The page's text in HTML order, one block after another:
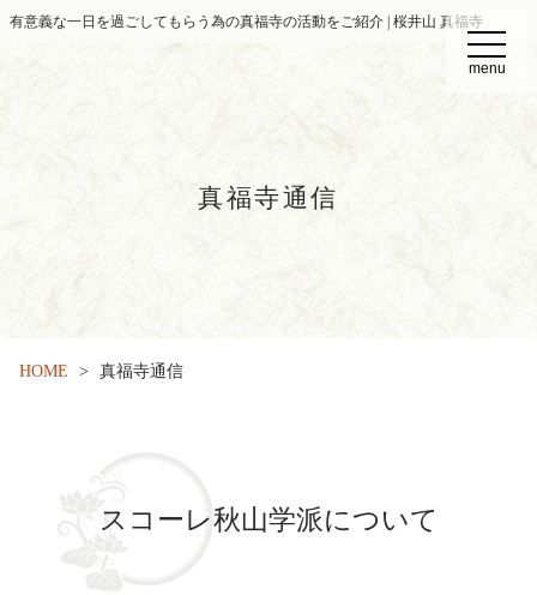
有意義な一日を過ごしてもらう為の真福寺の活動をご紹介 | 桜井山 真福寺
t
o
g
menu
真福寺通信
HOME 真福寺通信
スコーレ秋山学派について